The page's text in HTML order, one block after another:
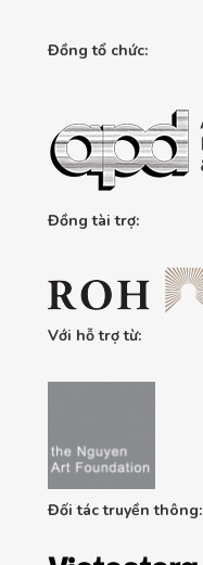
Đồng tổ chức:
Đồng tài trợ:
Với hỗ trợ từ:
Đối tác truyền thông: